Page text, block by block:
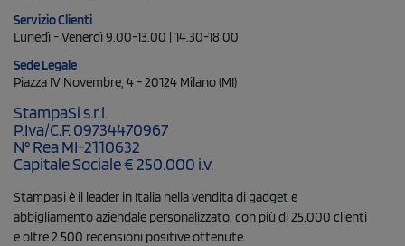
Servizio Clienti
Lunedì - Venerdì 9.00-13.00 | 14.30-18.00
Sede Legale
Piazza IV Novembre, 4 - 20124 Milano (MI)
StampaSi s.r.l.
P.Iva/C.F. 09734470967
N° Rea MI-2110632
Capitale Sociale € 250.000 i.v.
Stampasi è il leader in Italia nella vendita di gadget e
abbigliamento aziendale personalizzato, con più di 25.000 clienti
e oltre 2.500 recensioni positive ottenute.